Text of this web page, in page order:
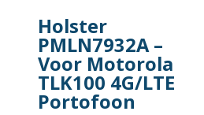
Holster
PMLN7932A –
Voor Motorola
TLK100 4G/LTE
Portofoon